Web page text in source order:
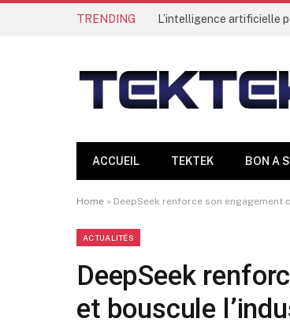
TRENDING
ACCUEIL TEKTEK BON A
Home » DeepSeek renforce son engagement
ACTUALITÉS
DeepSeek
et bouscule